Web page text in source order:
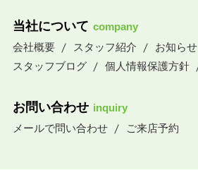
当社について company
会社概要
スタッフ紹介 お知らせ
スタッフブログ
個人情報保護方針
お問い合わせ inquiry
メールで問い合わせ
ご来店予約